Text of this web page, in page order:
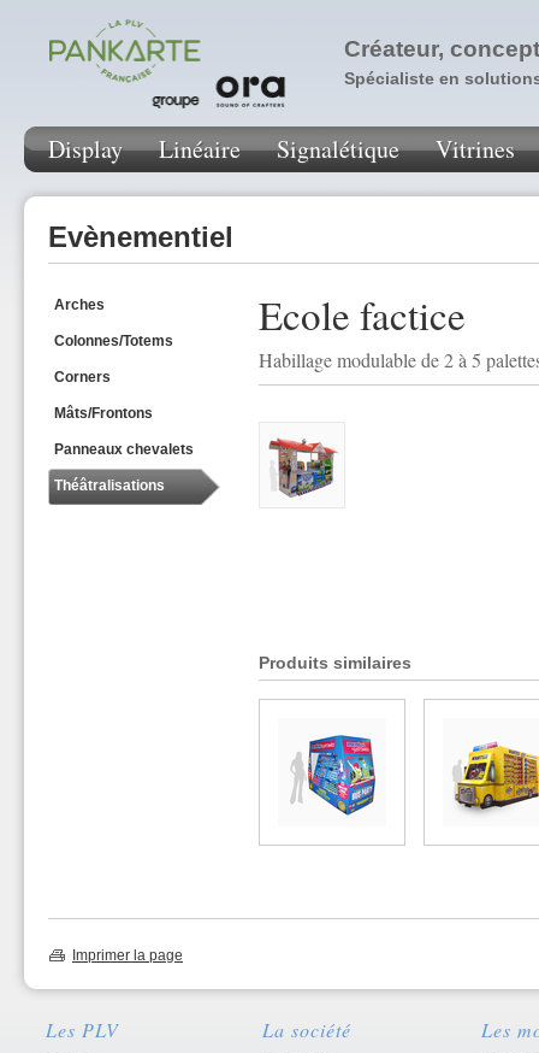
Créateur,
Spécialiste en
Display Linéaire Signalétique Vitrines
Evènementiel
Arches
Colonnes/Totems
Corners
Mâts/Frontons
Panneaux chevalets
Théâtralisations
Ecole factice
Habillage modulable de 2 à 5
Produits similaires
Imprimer la page
Les PLV La société Les